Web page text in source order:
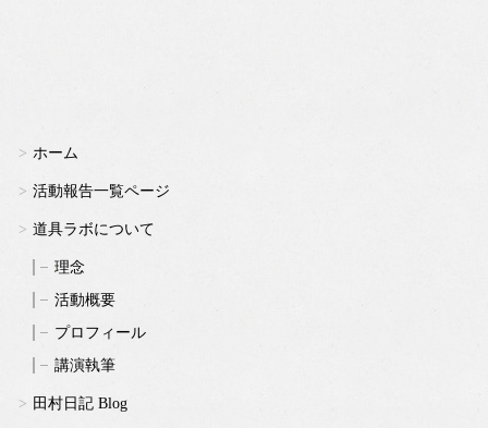
ホーム
活動報告一覧ページ
道具ラボについて
理念
活動概要
プロフィール
講演執筆
田村日記 Blog